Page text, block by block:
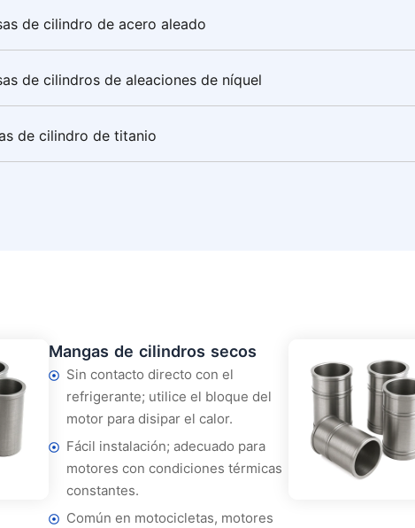
de cilindro de acero aleado
de cilindros de aleaciones de níquel
de cilindro de titanio
Mangas de cilindros secos
Sin contacto directo con el
refrigerante; utilice el bloque del
motor para disipar el calor.
Fácil instalación; adecuado para
motores con condiciones térmicas
constantes.
Común en motocicletas, motores